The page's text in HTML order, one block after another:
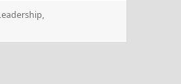
,
– 01.06.2026